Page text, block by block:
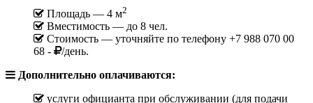
Площадь — 4 м2
Вместимость — до 8 чел.
Стоимость — уточняйте по телефону +7 988 070 00
68 -
/день.
Дополнительно оплачиваются:
услуги официанта при обслуживании (для подачи